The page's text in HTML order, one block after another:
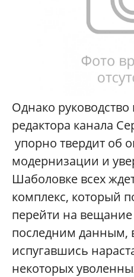
Однако руководство
редактора канала
упорно твердит об
модернизации и
Шаболовке всех
комплекс, который
перейти на
последним данным,
испугавшись
некоторых